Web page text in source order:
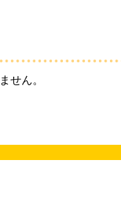
せん。